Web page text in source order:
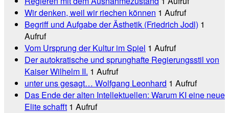
Wir denken, weil wir riechen können 1 Aufruf
Begriff und Aufgabe der Ästhetik (Friedrich Jodl) 1
Aufruf
Vom Ursprung der Kultur im Spiel 1 Aufruf
Der autokratische und sprunghafte Regierungsstil von
Kaiser Wilhelm II. 1 Aufruf
unter uns gesagt… Wolfgang Leonhard 1 Aufruf
Das Ende der alten Intellektuellen: Warum KI eine neue
Elite schafft 1 Aufruf